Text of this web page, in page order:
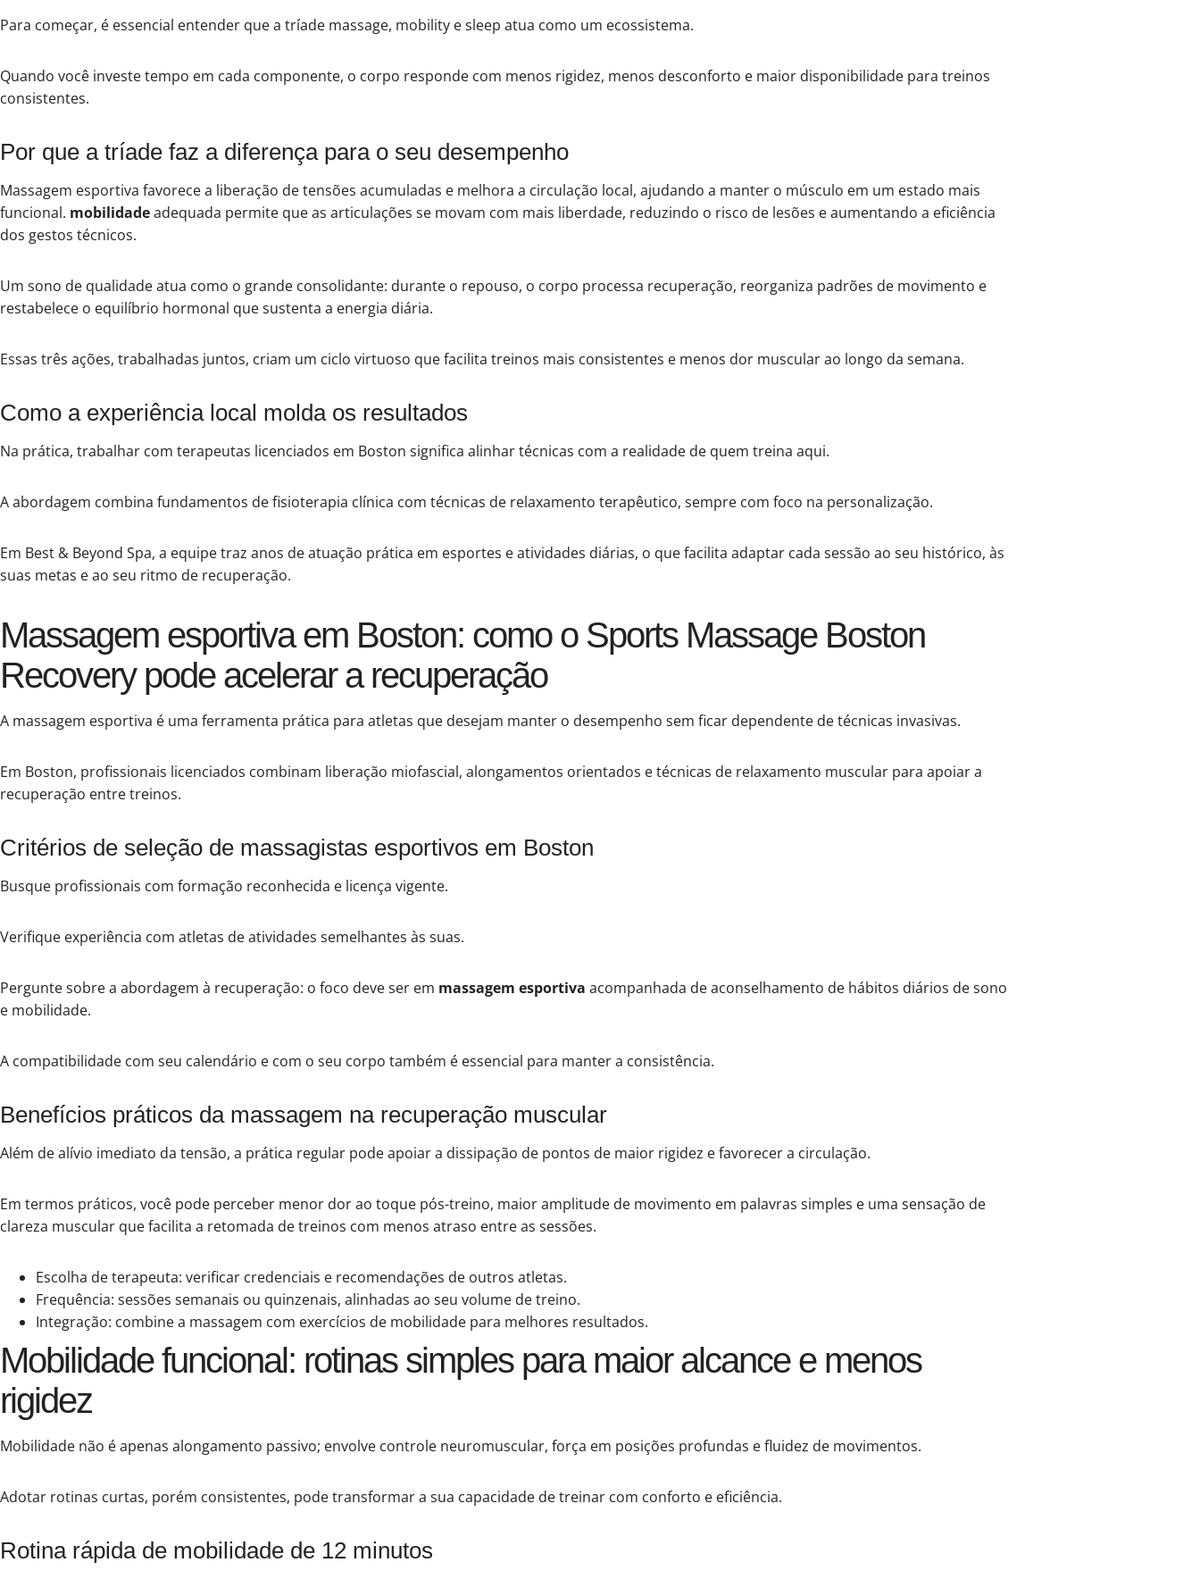
Para começar, é essencial entender que a tríade massage, mobility e sleep atua como um ecossistema.
Quando você investe tempo em cada componente, o corpo responde com menos rigidez, menos desconforto e maior disponibilidade para treinos
consistentes.
Por que a tríade faz a diferença para o seu desempenho
Massagem esportiva favorece a liberação de tensões acumuladas e melhora a circulação local, ajudando a manter o músculo em um estado mais
funcional. mobilidadeadequada permite que as articulações se movam com mais liberdade, reduzindo o risco de lesões e aumentando a eficiência
dos gestos técnicos.
Um sono de qualidade atua como o grande consolidante: durante o repouso, o corpo processa recuperação, reorganiza padrões de movimento e
restabelece o equilíbrio hormonal que sustenta a energia diária.
Essas três ações, trabalhadas juntos, criam um ciclo virtuoso que facilita treinos mais consistentes e menos dor muscular ao longo da semana.
Como a experiência local molda os resultados
Na prática, trabalhar com terapeutas licenciados em Boston significa alinhar técnicas com a realidade de quem treina aqui.
A abordagem combina fundamentos de fisioterapia clínica com técnicas de relaxamento terapêutico, sempre com foco na personalização.
Em Best & Beyond Spa, a equipe traz anos de atuação prática em esportes e atividades diárias, o que facilita adaptar cada sessão ao seu histórico, às
suas metas e ao seu ritmo de recuperação.
Massagem esportiva em Boston: como o Sports Massage Boston
Recovery pode acelerar a recuperação
A massagem esportiva é uma ferramenta prática para atletas que desejam manter o desempenho sem ficar dependente de técnicas invasivas.
Em Boston, profissionais licenciados combinam liberação miofascial, alongamentos orientados e técnicas de relaxamento muscular para apoiar a
recuperação entre treinos.
Critérios de seleção de massagistas esportivos em Boston
Busque profissionais com formação reconhecida e licença vigente.
Verifique experiência com atletas de atividades semelhantes às suas.
Pergunte sobre a abordagem à recuperação: o foco deve ser em massagem esportiva acompanhada de aconselhamento de hábitos diários de sono
e mobilidade.
A compatibilidade com seu calendário e com o seu corpo também é essencial para manter a consistência.
Benefícios práticos da massagem na recuperação muscular
Além de alívio imediato da tensão, a prática regular pode apoiar a dissipação de pontos de maior rigidez e favorecer a circulação.
Em termos práticos, você pode perceber menor dor ao toque pós-treino, maior amplitude de movimento em palavras simples e uma sensação de
clareza muscular que facilita a retomada de treinos com menos atraso entre as sessões.
Escolha de terapeuta: verificar credenciais e recomendações de outros atletas.
Frequência: sessões semanais ou quinzenais, alinhadas ao seu volume de treino.
Integração: combine a massagem com exercícios de mobilidade para melhores resultados.
Mobilidade funcional: rotinas simples para maior alcance e menos
rigidez
Mobilidade não é apenas alongamento passivo; envolve controle neuromuscular, força em posições profundas e fluidez de movimentos.
Adotar rotinas curtas, porém consistentes, pode transformar a sua capacidade de treinar com conforto e eficiência.
Rotina rápida de mobilidade de 12 minutos